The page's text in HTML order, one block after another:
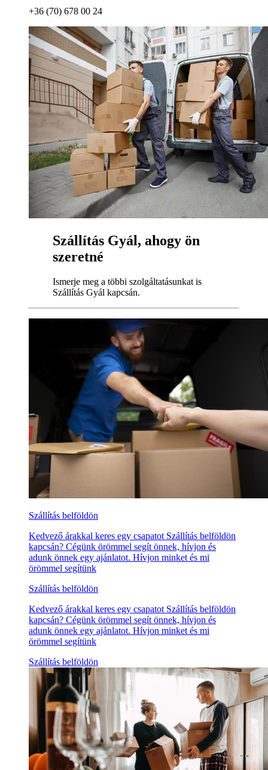
+36 (70) 678 00 24
Szállítás Gyál, ahogy ön
szeretné
Ismerje meg a többi szolgáltatásunkat is
Szállítás Gyál kapcsán.
Szállítás belföldön
Kedvező árakkal keres egy csapatot Szállítás belföldön
kapcsán? Cégünk örömmel segít önnek, hívjon és
adunk önnek egy ajánlatot. Hívjon minket és mi
örömmel segítünk
Szállítás belföldön
Kedvező árakkal keres egy csapatot Szállítás belföldön
kapcsán? Cégünk örömmel segít önnek, hívjon és
adunk önnek egy ajánlatot. Hívjon minket és mi
örömmel segítünk
Szállítás belföldön